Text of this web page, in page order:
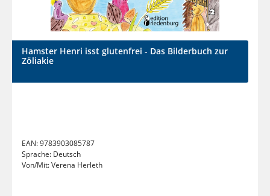
Hamster Henri isst glutenfrei - Das Bilderbuch zur
Zöliakie
EAN:9783903085787
Sprache: Deutsch
Von/Mit:Verena Herleth